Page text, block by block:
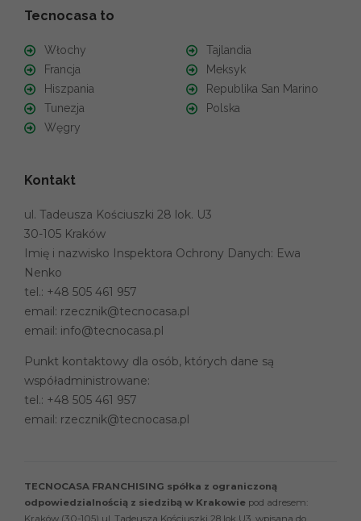
Tecnocasa to
Włochy
Francja
Hiszpania
Tunezja
Węgry
Tajlandia
Meksyk
Republika San Marino
Polska
Kontakt
ul. Tadeusza Kościuszki 28 lok. U3
30-105 Kraków
Imię i nazwisko Inspektora Ochrony Danych: Ewa
Nenko
tel.: +48 505 461 957
email: rzecznik@tecnocasa.pl
email: info@tecnocasa.pl
Punkt kontaktowy dla osób, których dane są
współadministrowane:
tel.: +48 505 461 957
email: rzecznik@tecnocasa.pl
TECNOCASA FRANCHISING spółka z ograniczoną
odpowiedzialnością z siedzibą w Krakowie pod adresem: